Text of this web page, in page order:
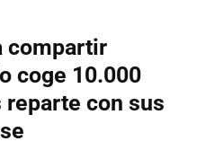
compartir
coge 10.000
reparte con sus